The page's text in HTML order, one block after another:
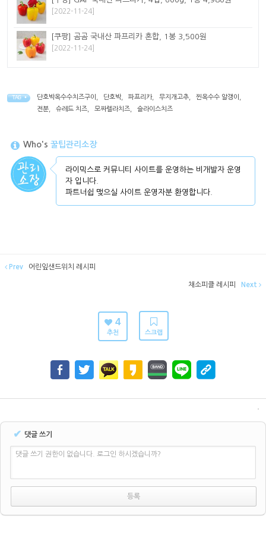
[2022-11-24]
[쿠팡] 곰곰 국내산 파프리카 혼합, 1봉 3,500원
[2022-11-24]
TAG • 단호박옥수수치즈구이 , 단호박, 파프리카, 무지개고추, 찐옥수수 알갱이 ,
전분, 슈레드 치즈, 모짜렐라치즈, 슬라이스치즈
Who's 꿀팁관리소장
라이믹스로 커뮤니티 사이트를 운영하는 비개발자 운영
자 입니다.
파트너쉽 맺으실 사이트 운영자분 환영합니다.
Prev 어린잎샌드위치 레시피
채소피클 레시피 Next
4
추천 스크랩
✔ 댓글 쓰기
댓글 쓰기 권한이 없습니다. 로그인 하시겠습니까?